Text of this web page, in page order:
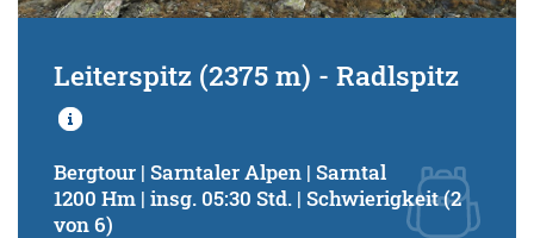
Leiterspitz (2375 m) - Radlspitz
Bergtour | Sarntaler Alpen | Sarntal
1200 Hm | insg. 05:30 Std. | Schwierigkeit (2
von 6)